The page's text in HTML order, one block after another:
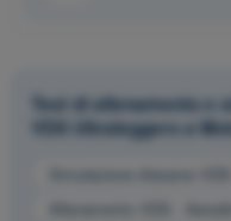
Test di allenamento e
VDS Ultraleggero a
Simulazione d'esame